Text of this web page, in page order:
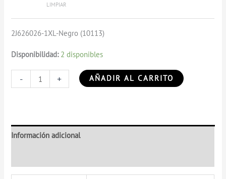
LIMPIAR
2J626026-1XL-Negro (10113)
Disponibilidad: 2 disponibles
- + AÑADIR AL CARRITO
Información adicional